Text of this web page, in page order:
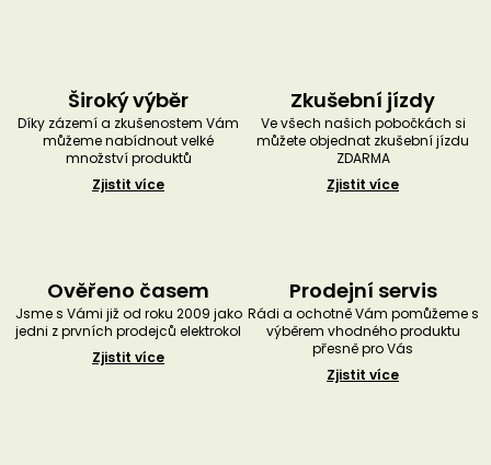
Široký výběr
Díky zázemí a zkušenostem Vám
můžeme nabídnout velké
množství produktů
Zjistit více
Zkušební jízdy
Ve všech našich pobočkách si
můžete objednat zkušební jízdu
ZDARMA
Zjistit více
Ověřeno časem
Jsme s Vámi již od roku 2009 jako
jedni z prvních prodejců elektrokol
Zjistit více
Prodejní servis
Rádi a ochotně Vám pomůžeme s
výběrem vhodného produktu
přesně pro Vás
Zjistit více